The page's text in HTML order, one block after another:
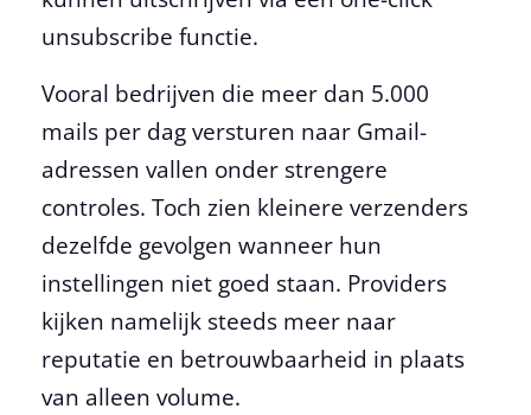
unsubscribe functie.
Vooral bedrijven die meer dan 5.000
mails per dag versturen naar Gmail-
adressen vallen onder strengere
controles. Toch zien kleinere verzenders
dezelfde gevolgen wanneer hun
instellingen niet goed staan. Providers
kijken namelijk steeds meer naar
reputatie en betrouwbaarheid in plaats
van alleen volume.